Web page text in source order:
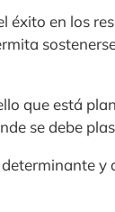
éxito en los
que está
se debe